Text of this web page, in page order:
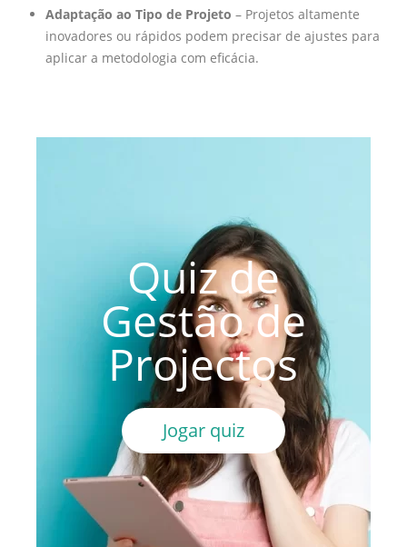
Adaptação ao Tipo de Projeto – Projetos altamente
inovadores ou rápidos podem precisar de ajustes para
aplicar a metodologia com eficácia.
Quiz de
Gestão de
Projectos
Jogar quiz